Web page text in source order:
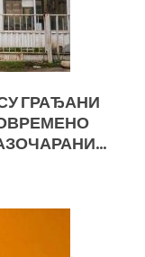
ГРАЂАНИ